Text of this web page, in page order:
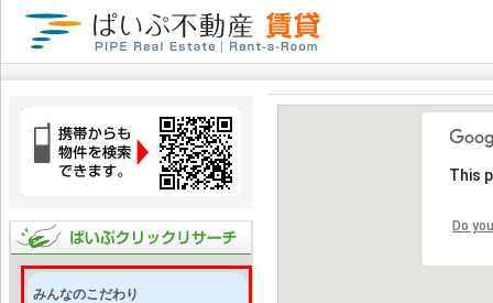
みんなのこだわり
This
Do